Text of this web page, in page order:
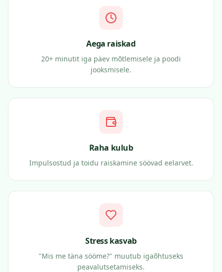
Aega raiskad
20+ minutit iga päev mõtlemisele ja poodi
jooksmisele.
Raha kulub
Impulsostud ja toidu raiskamine söövad eelarvet.
Stress kasvab
"Mis me täna sööme?" muutub igaõhtuseks
peavalutsetamiseks.